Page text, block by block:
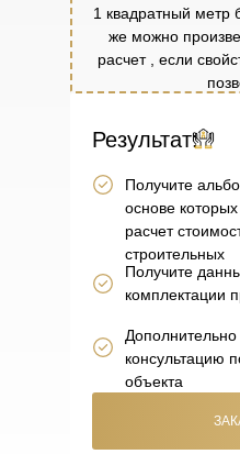
1 квадратный метр
же можно
расчет , если
Результат:
Получите
основе
расчет
строительных
Получите
комплектации
консультацию
объекта